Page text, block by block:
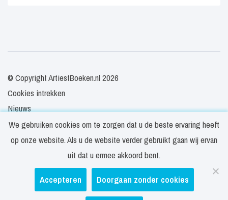
© Copyright ArtiestBoeken.nl 2026
Cookies intrekken
Nieuws
Veelgestelde vragen
Contact
Privacy- en cookieverklaring
Disclaimer
Algemene voorwaarden
We gebruiken cookies om te zorgen dat u de beste ervaring heeft
op onze website. Als u de website verder gebruikt gaan wij ervan
uit dat u ermee akkoord bent.
Accepteren Doorgaan zonder cookies